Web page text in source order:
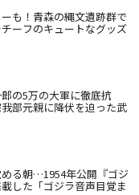
も！青森の縄文遺跡群で
ーフのキュートなグッズ
郎の5万の大軍に徹底抗
部元親に降伏を迫った武
る朝…1954年公開『ゴジ
した「ゴジラ音声目覚ま